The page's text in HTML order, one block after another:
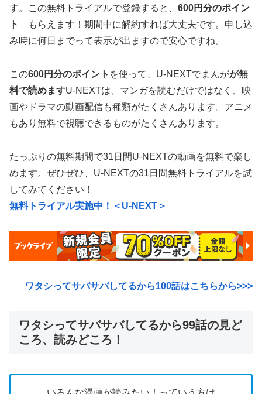
す。この無料トライアルで登録すると、 600円分のポイン
ト
もらえます！期間中に解約すれば大丈夫です。申し込
み時に何日までって表示が出ますので安心ですね。
この600円分のポイント を使って、U-NEXTでまんがが無
料で読めますU-NEXTは、マンガを読むだけではなく、映
画やドラマの動画配信も種類がたくさんあります。アニメ
もあり無料で視聴できるものがたくさんあります。
たっぷりの無料期間で31日間U-NEXTの動画を無料で楽し
めます。ぜひぜひ、U-NEXTの31日間無料トライアルを試
してみてください！
無料トライアル実施中！＜U-NEXT＞
ワタシってサバサバしてるから100話はこちらから>>>
ワタシってサバサバしてるから99話の見ど
ころ、読みどころ！